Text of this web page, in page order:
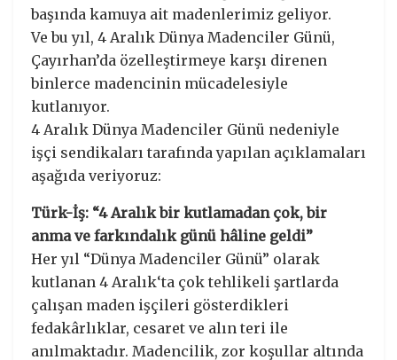
başında kamuya ait madenlerimiz geliyor.
Ve bu yıl, 4 Aralık Dünya Madenciler Günü,
Çayırhan’da özelleştirmeye karşı direnen
binlerce madencinin mücadelesiyle
kutlanıyor.
4 Aralık Dünya Madenciler Günü nedeniyle
işçi sendikaları tarafında yapılan açıklamaları
aşağıda veriyoruz:
Türk-İş: “4 Aralık bir kutlamadan çok, bir
anma ve farkındalık günü hâline geldi”
Her yıl “Dünya Madenciler Günü” olarak
kutlanan 4 Aralık‘ta çok tehlikeli şartlarda
çalışan maden işçileri gösterdikleri
fedakârlıklar, cesaret ve alın teri ile
anılmaktadır. Madencilik, zor koşullar altında